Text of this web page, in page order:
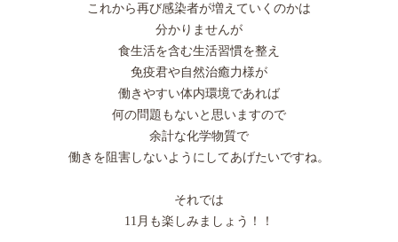
これから再び感染者が増えていくのかは
分かりませんが
食生活を含む生活習慣を整え
免疫君や自然治癒力様が
働きやすい体内環境であれば
何の問題もないと思いますので
余計な化学物質で
働きを阻害しないようにしてあげたいですね。
それでは
11月も楽しみましょう！！